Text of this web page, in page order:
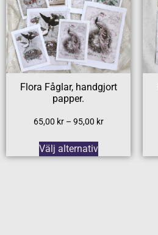
Flora Fåglar, handgjort
papper.
65,00 kr – 95,00 kr
Välj alternativ